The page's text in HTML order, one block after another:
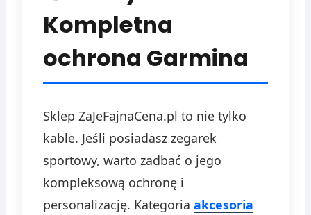
Kompletna
ochrona Garmina
Sklep ZaJeFajnaCena.pl to nie tylko
kable. Jeśli posiadasz zegarek
sportowy, warto zadbać o jego
kompleksową ochronę i
personalizację. Kategoria akcesoria